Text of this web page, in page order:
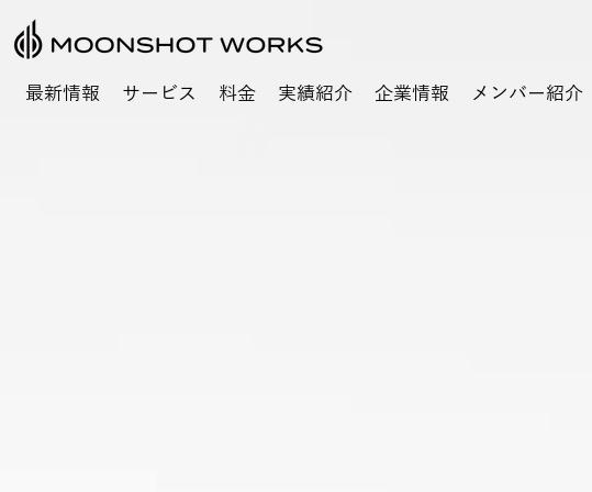
最新情報 サービス 料金 実績紹介 企業情報 メンバー紹介